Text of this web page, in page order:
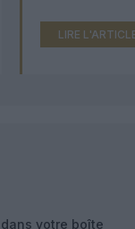
LIRE
votre boîte